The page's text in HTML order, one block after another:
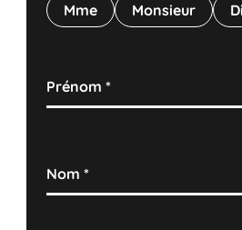
Mme
Monsieur
Prénom*
Nom*